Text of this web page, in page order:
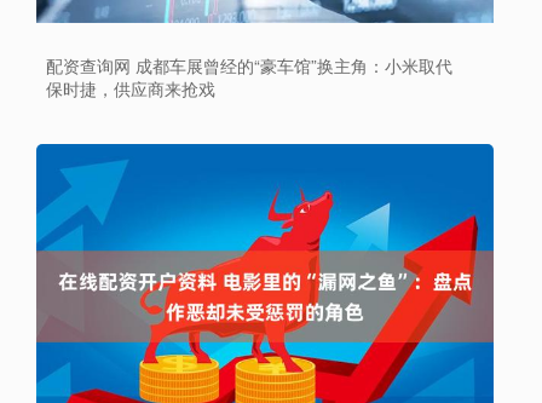
配资查询网 成都车展曾经的“豪车馆”换主角：小米取代
保时捷，供应商来抢戏